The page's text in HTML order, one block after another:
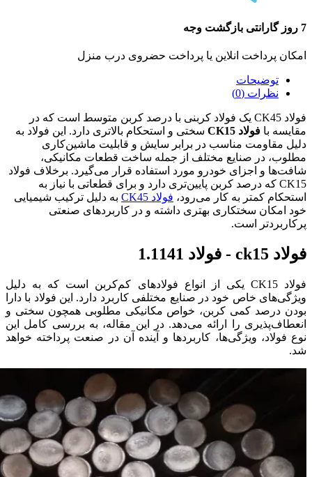
7 روز گارانتی بازگشت وجه
امکان پرداخت انلاین یا پرداخت حضروی درب منزل
توضیحات
نظرات (0)
فولاد CK45 یک فولاد کربنی با درصد کربن متوسط است که در
مقایسه با فولاد CK15
سختی و استحکام بالاتری دارد. این فولاد به
دلیل مقاومت مناسب در برابر سایش و قابلیت ماشین‌کاری
مطلوب، در صنایع مختلف از جمله ساخت قطعات مکانیکی،
شافت‌ها و اجزای خودرو مورد استفاده قرار می‌گیرد. برخلاف فولاد
CK15 که درصد کربن پایین‌تری دارد و برای قطعاتی با نیاز به
استحکام کمتر به کار می‌رود، فولاد CK45
به دلیل ترکیب شیمیایی
خود امکان سختکاری بهتری داشته و در کاربردهای صنعتی
پرکاربردتر است.
فولاد ck15 - فولاد 1.1141
فولاد CK15 یکی از انواع فولادهای کم‌کربن است که به دلیل
ویژگی‌های خاص خود در صنایع مختلفی کاربرد دارد. این فولاد با دارا
بودن درصد کمی کربن، خواص مکانیکی مطلوبی همچون سختی و
انعطاف‌پذیری را ارائه می‌دهد. در این مقاله، به بررسی کامل این
نوع فولاد، ویژگی‌ها، کاربردها و آینده آن در صنعت پرداخته خواهد
شد.